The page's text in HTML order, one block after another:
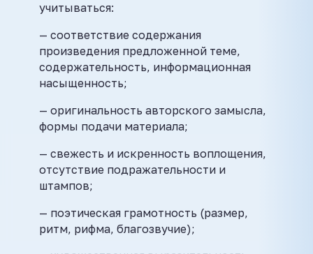
учитываться:
— соответствие содержания
произведения предложенной теме,
содержательность, информационная
насыщенность;
— оригинальность авторского замысла,
формы подачи материала;
— свежесть и искренность воплощения,
отсутствие подражательности и
штампов;
— поэтическая грамотность (размер,
ритм, рифма, благозвучие);